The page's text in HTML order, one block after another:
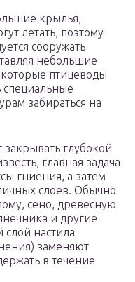
крылья,
летать, поэтому
сооружать
небольшие
птицеводы
специальные
забираться на
глубокой
главная задача
гниения, а затем
слоев. Обычно
сено, древесную
и другие
настила
заменяют
в течение